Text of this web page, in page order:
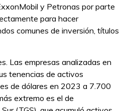
y Petronas por parte
para hacer
comunes de inversión, títulos
Las empresas analizadas en
tenencias de activos
de dólares en 2023 a 7.700
extremo es el de